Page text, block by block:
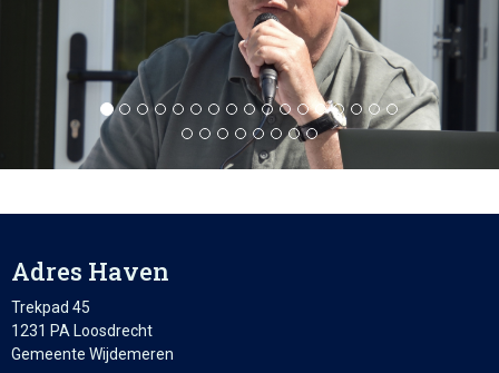
Adres Haven
Trekpad 45
1231 PA Loosdrecht
Gemeente Wijdemeren